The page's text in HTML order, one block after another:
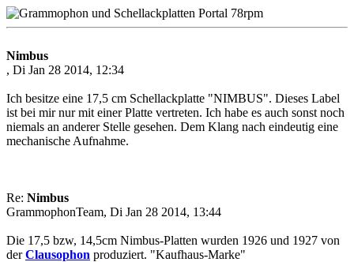
Nimbus
, Di Jan 28 2014, 12:34
Ich besitze eine 17,5 cm Schellackplatte "NIMBUS". Dieses Label
ist bei mir nur mit einer Platte vertreten. Ich habe es auch sonst noch
niemals an anderer Stelle gesehen. Dem Klang nach eindeutig eine
mechanische Aufnahme.
Re: Nimbus
GrammophonTeam, Di Jan 28 2014, 13:44
Die 17,5 bzw, 14,5cm Nimbus-Platten wurden 1926 und 1927 von
derClausophon produziert. "Kaufhaus-Marke"